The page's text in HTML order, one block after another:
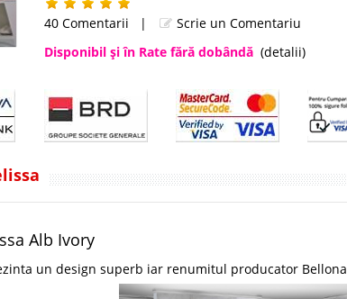
40 Comentarii |
Scrie un Comentariu
Disponibil şi în Rate fără dobândă (detalii)
Alb Ivory
un design superb iar renumitul producator Bellona